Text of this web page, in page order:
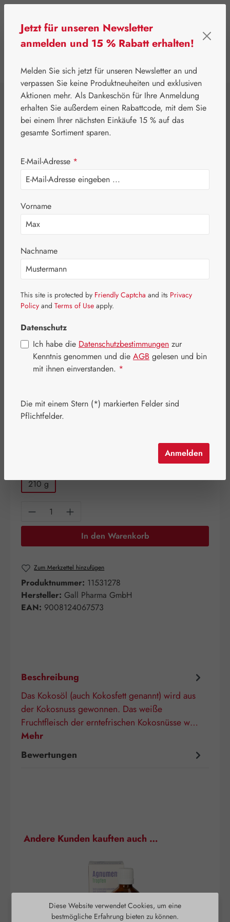
⌂ Gall Pharma Pflanzliche Produkte
Kokosöl Gall
Bildergalerie überspringen
Preise inkl. MwSt. zzgl. Versandkosten
210 g
Produkt Anzahl: Gib den gewünschten
In den Warenkorb
Zum Merkzettel hinzufügen
Produktnummer: 11531278
Hersteller: Gall Pharma GmbH
EAN: 9008124067573
Beschreibung
Das Kokosöl (auch Kokosfett genannt) wird aus
der Kokosnuss gewonnen. Das weiße
Fruchtfleisch der erntefrischen Kokosnüsse w…
Mehr
Bewertungen
Produktgalerie überspringen
Andere Kunden kauften auch …
Diese Website verwendet Cookies, um eine
bestmögliche Erfahrung bieten zu können.
Jetzt für unseren Newsletter
anmelden und 15 % Rabatt erhalten!
Melden Sie sich jetzt für unseren Newsletter an und
verpassen Sie keine Produktneuheiten und exklusiven
Aktionen mehr. Als Dankeschön für Ihre Anmeldung
erhalten Sie außerdem einen Rabattcode, mit dem Sie
bei einem Ihrer nächsten Einkäufe 15 % auf das
gesamte Sortiment sparen.
E-Mail-Adresse *
Vorname
Nachname
This site is protected by Friendly Captcha and its Privacy
Policy and Terms of Use apply.
Datenschutz
Ich habe die Datenschutzbestimmungen zur
Kenntnis genommen und die AGB gelesen und bin
mit ihnen einverstanden. *
Die mit einem Stern (*) markierten Felder sind
Pflichtfelder.
Anmelden